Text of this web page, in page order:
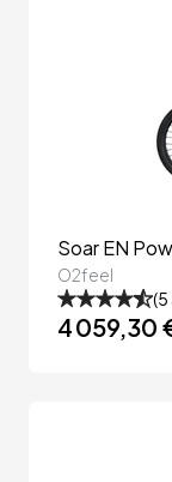
Soar EN
O2feel
(5
4 059,30